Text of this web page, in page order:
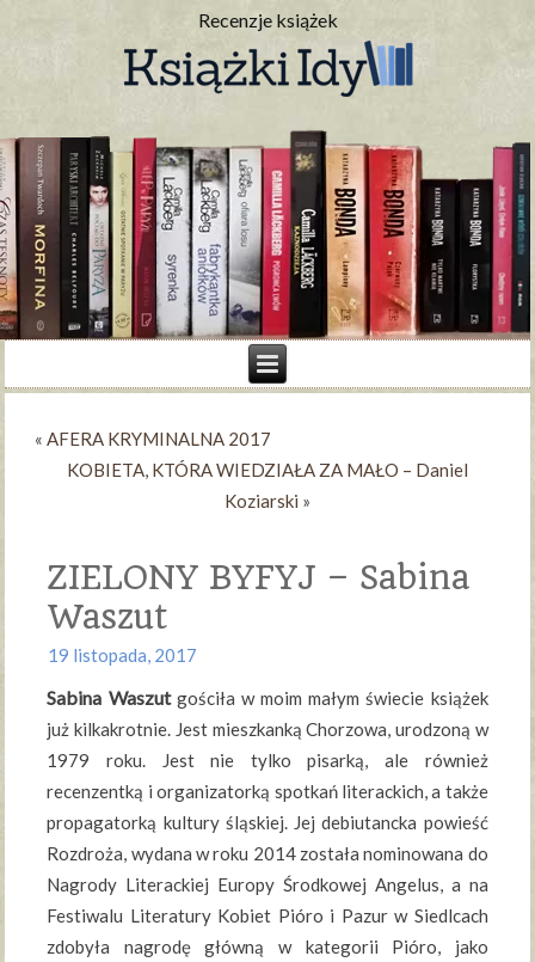
Recenzje książek
«AFERA KRYMINALNA 2017
KOBIETA, KTÓRA WIEDZIAŁA ZA MAŁO – Daniel
Koziarski »
ZIELONY BYFYJ – Sabina
Waszut
19 listopada, 2017
Sabina Waszutgościła w moim małym świecie książek
już kilkakrotnie. Jest mieszkanką Chorzowa, urodzoną w
1979 roku. Jest nie tylko pisarką, ale również
recenzentką i organizatorką spotkań literackich, a także
propagatorką kultury śląskiej. Jej debiutancka powieść
Rozdroża, wydana w roku 2014 została nominowana do
Nagrody Literackiej Europy Środkowej Angelus, a na
Festiwalu Literatury Kobiet Pióro i Pazur w Siedlcach
zdobyła nagrodę główną w kategorii Pióro, jako